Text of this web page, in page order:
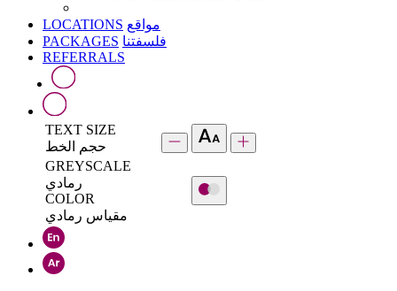
LOCATIONS مواقع
PACKAGES فلسفتنا
REFERRALS
TEXT SIZE
حجم الخط
GREYSCALE
رمادي
COLOR
مقياس رمادي